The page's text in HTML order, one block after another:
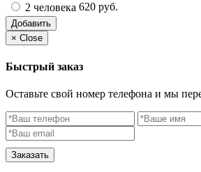
2 человека 620 руб.
Добавить
× Close
Быстрый заказ
Оставьте свой номер телефона и мы
Заказать